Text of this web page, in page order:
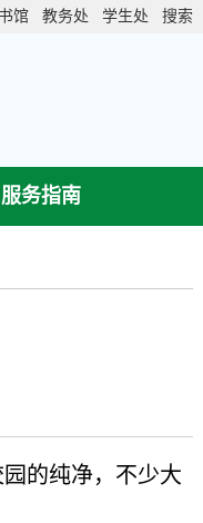
馆 教务处 学生处 搜索
服务指南
的纯净，不少大